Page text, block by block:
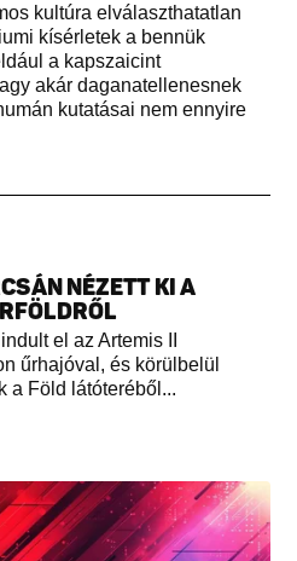
kultúra elválaszthatatlan
kísérletek a bennük
a kapszaicint
akár daganatellenesnek
kutatásai nem ennyire
NÉZETT KI A
el az Artemis II
űrhajóval, és körülbelül
a Föld látóteréből...